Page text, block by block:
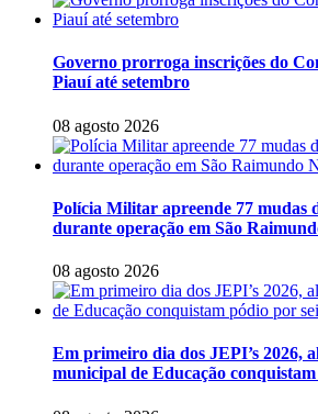
Governo prorroga inscrições do
Piauí até setembro
08 agosto 2026
Polícia Militar apreende 77 mudas
durante operação em São
08 agosto 2026
Em primeiro dia dos JEPI’s 2026,
municipal de Educação conquistam